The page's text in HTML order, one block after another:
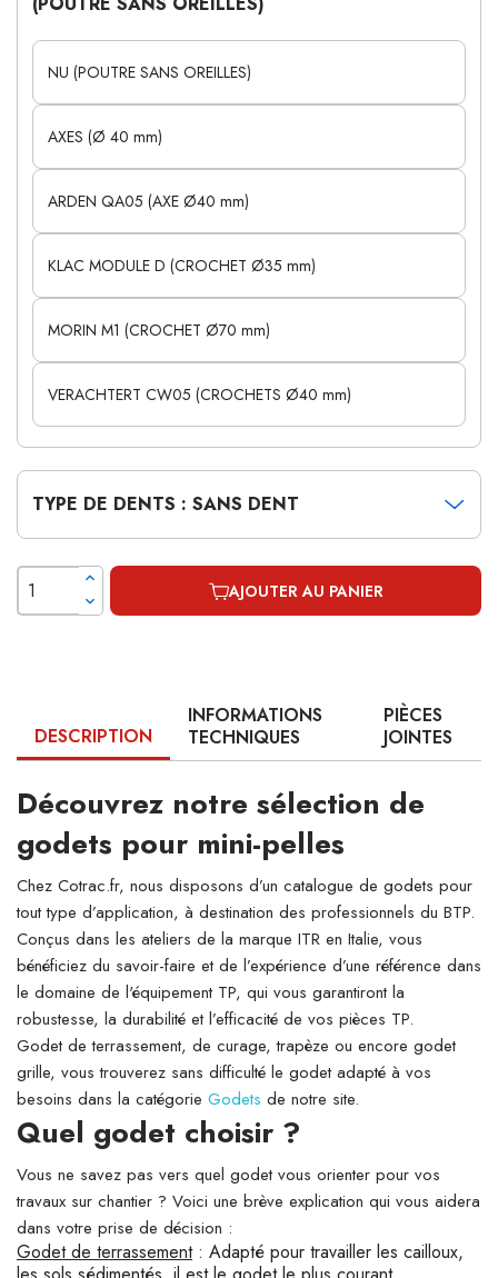
NU (POUTRE SANS OREILLES)
AXES (Ø 40 mm)
ARDEN QA05 (AXE Ø40 mm)
KLAC MODULE D (CROCHET Ø35 mm)
MORIN M1 (CROCHET Ø70 mm)
VERACHTERT CW05 (CROCHETS Ø40 mm)
TYPE DE DENTS : SANS DENT
AJOUTER AU PANIER
DESCRIPTION
INFORMATIONS
TECHNIQUES
PIÈCES
JOINTES
Découvrez notre sélection de
godets pour mini-pelles
Chez Cotrac.fr, nous disposons d’un catalogue de godets pour
tout type d’application, à destination des professionnels du BTP.
Conçus dans les ateliers de la marque ITR en Italie, vous
bénéficiez du savoir-faire et de l’expérience d’une référence dans
le domaine de l'équipement TP, qui vous garantiront la
robustesse, la durabilité et l’efficacité de vos pièces TP.
Godet de terrassement, de curage, trapèze ou encore godet
grille, vous trouverez sans difficulté le godet adapté à vos
besoins dans la catégorie Godets de notre site.
Quel godet choisir ?
Vous ne savez pas vers quel godet vous orienter pour vos
travaux sur chantier ? Voici une brève explication qui vous aidera
dans votre prise de décision :
Godet de terrassement: Adapté pour travailler les cailloux,